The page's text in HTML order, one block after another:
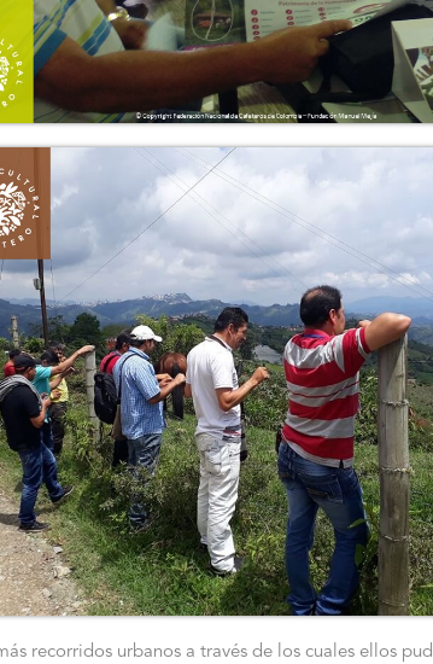
recorridos urbanos a través de los cuales ellos